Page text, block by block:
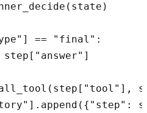
== "final":